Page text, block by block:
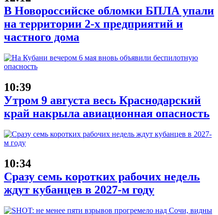
В Новороссийске обломки БПЛА упали
на территории 2-х предприятий и
частного дома
10:39
Утром 9 августа весь Краснодарский
край накрыла авиационная опасность
10:34
Сразу семь коротких рабочих недель
ждут кубанцев в 2027-м году